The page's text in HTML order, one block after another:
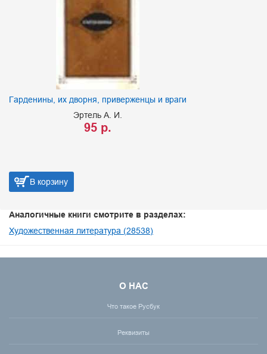
Гарденины, их дворня, приверженцы и враги
Эртель А. И.
95 р.
В корзину
Аналогичные книги смотрите в разделах:
Художественная литература (28538)
О НАС
Что такое Русбук
Реквизиты